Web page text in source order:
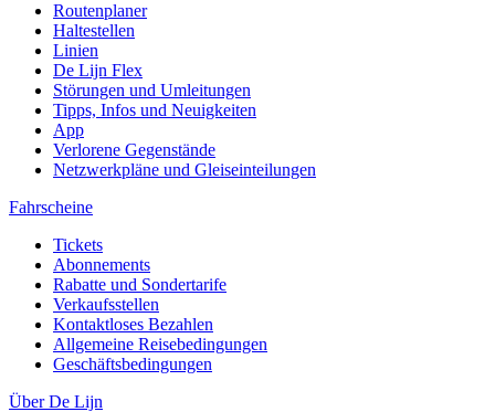
Routenplaner
Haltestellen
Linien
De Lijn Flex
Störungen und Umleitungen
Tipps, Infos und Neuigkeiten
App
Verlorene Gegenstände
Netzwerkpläne und Gleiseinteilungen
Fahrscheine
Tickets
Abonnements
Rabatte und Sondertarife
Verkaufsstellen
Kontaktloses Bezahlen
Allgemeine Reisebedingungen
Geschäftsbedingungen
Über De Lijn